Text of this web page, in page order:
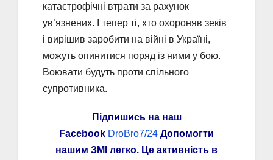
катастрофічні втрати за рахунок
ув’язнених. І тепер ті, хто охороняв зеків
і вирішив заробити на війні в Україні,
можуть опинитися поряд із ними у бою.
Воювати будуть проти спільного
супротивника.
Підпишись на наш
Facebook DroBro7/24 Допомогти
нашим ЗМІ легко. Це активність в